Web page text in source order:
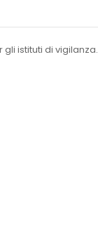
istituti di vigilanza.